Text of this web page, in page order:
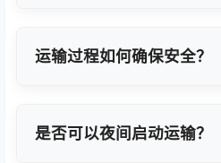
货物特性推荐最优方案。
运输过程如何确保安全？
忧。
是否可以夜间启动运输？